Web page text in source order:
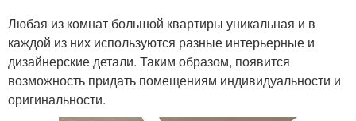
Любая из комнат большой квартиры уникальная и в
каждой из них используются разные интерьерные и
дизайнерские детали. Таким образом, появится
возможность придать помещениям индивидуальности и
оригинальности.